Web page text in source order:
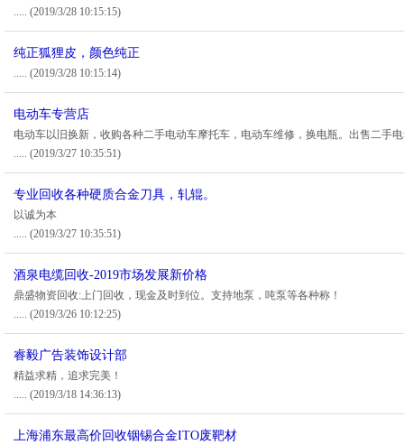
..... (2019/3/28 10:15:15)
纯正狐狸皮，颜色纯正
..... (2019/3/28 10:15:14)
电动车专营店
电动车以旧换新，收购各种二手电动车摩托车，电动车维修，换电瓶。出售二手
..... (2019/3/27 10:35:51)
专业回收各种硬质合金刀具，轧辊。
以诚为本
..... (2019/3/27 10:35:51)
酒泉电缆回收-2019市场发展新价格
鼎盛物资回收:上门回收，现金及时到位。支持地泵，吨泵等各种称！
..... (2019/3/26 10:12:25)
睿毅广告装饰设计部
精益求精，追求完美！
..... (2019/3/18 14:36:13)
上海浦东最高价回收铟锡合金ITO废靶材